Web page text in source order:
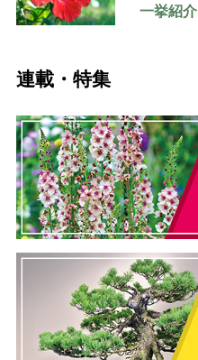
一挙紹介
連載・特集